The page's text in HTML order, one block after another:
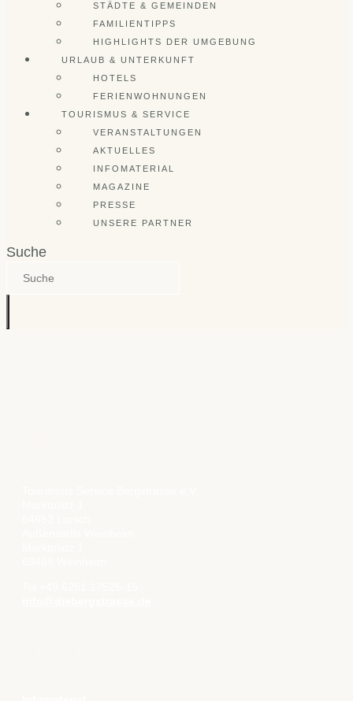
STÄDTE & GEMEINDEN
FAMILIENTIPPS
HIGHLIGHTS DER UMGEBUNG
URLAUB & UNTERKUNFT
HOTELS
FERIENWOHNUNGEN
TOURISMUS & SERVICE
VERANSTALTUNGEN
AKTUELLES
INFOMATERIAL
MAGAZINE
PRESSE
UNSERE PARTNER
Suche